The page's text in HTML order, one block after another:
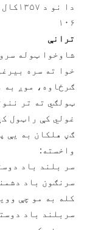
دا نو د ۱۳۵۷کال د ثور اومه وه.
۱۰۶
ترانې
شاوخوا ټوله
خوا ته سره
ګرځاوه، موږ به
ټولګي ته تر
غولي کې راټول
ګڼ هلکان به یې
واخسته:
سر بلند باد
سرنګون باد
کله به مو چې
سربلند باد